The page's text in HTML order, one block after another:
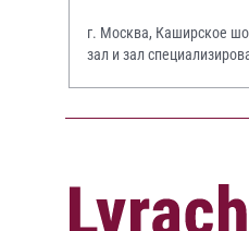
г. Москва, Каширское
зал и зал